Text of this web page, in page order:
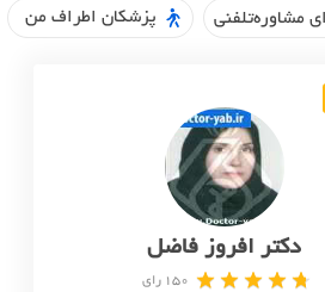
مشاوره‌تلفنی پزشکان اطراف من
دکتر افروز فاضل
150 رای